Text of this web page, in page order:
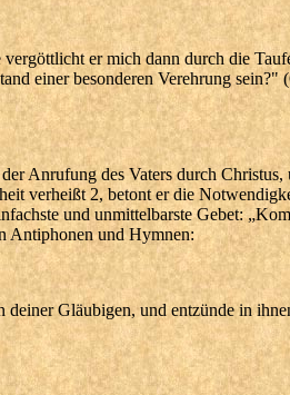
er mich dann durch die
einer besonderen Verehrung sein?"
Anrufung des Vaters durch Christus,
verheißt 2, betont er die
und unmittelbarste Gebet:
Antiphonen und Hymnen:
Gläubigen, und entzünde in